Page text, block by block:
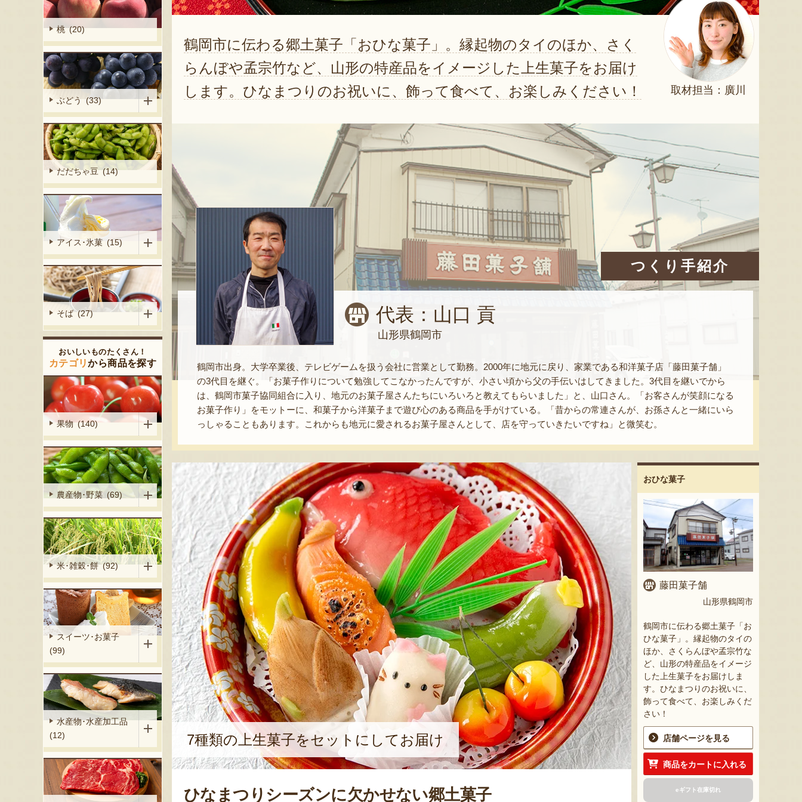
取材担当：廣川
鶴岡市に伝わる郷土菓子「おひな菓子」。縁起物のタイのほか、さく
らんぼや孟宗竹など、山形の特産品をイメージした上生菓子をお届け
します。ひなまつりのお祝いに、飾って食べて、お楽しみください！
つくり手紹介
代表：山口 貢
山形県鶴岡市
鶴岡市出身。大学卒業後、テレビゲームを扱う会社に営業として勤務。2000年に地元に戻り、家業である和洋菓子店「藤田菓子舗」
の3代目を継ぐ。「お菓子作りについて勉強してこなかったんですが、小さい頃から父の手伝いはしてきました。3代目を継いでから
は、鶴岡市菓子協同組合に入り、地元のお菓子屋さんたちにいろいろと教えてもらいました」と、山口さん。「お客さんが笑顔になる
お菓子作り」をモットーに、和菓子から洋菓子まで遊び心のある商品を手がけている。「昔からの常連さんが、お孫さんと一緒にいら
っしゃることもあります。これからも地元に愛されるお菓子屋さんとして、店を守っていきたいですね」と微笑む。
7種類の上生菓子をセットにしてお届け
ひなまつりシーズンに欠かせない郷土菓子
おひな菓子
藤田菓子舗
山形県鶴岡市
鶴岡市に伝わる郷土菓子「お
ひな菓子」。縁起物のタイの
ほか、さくらんぼや孟宗竹な
ど、山形の特産品をイメージ
した上生菓子をお届けしま
す。ひなまつりのお祝いに、
飾って食べて、お楽しみくだ
さい！
店舗ページを見る
商品をカートに入れる
eギフト在庫切れ
桃 (20)
ぶどう (33)
だだちゃ豆 (14)
アイス･氷菓 (15)
そば (27)
おいしいものたくさん！
カテゴリから商品を探す
果物 (140)
農産物･野菜 (69)
米･雑穀･餅 (92)
スイーツ･お菓子
(99)
水産物･水産加工品
(12)